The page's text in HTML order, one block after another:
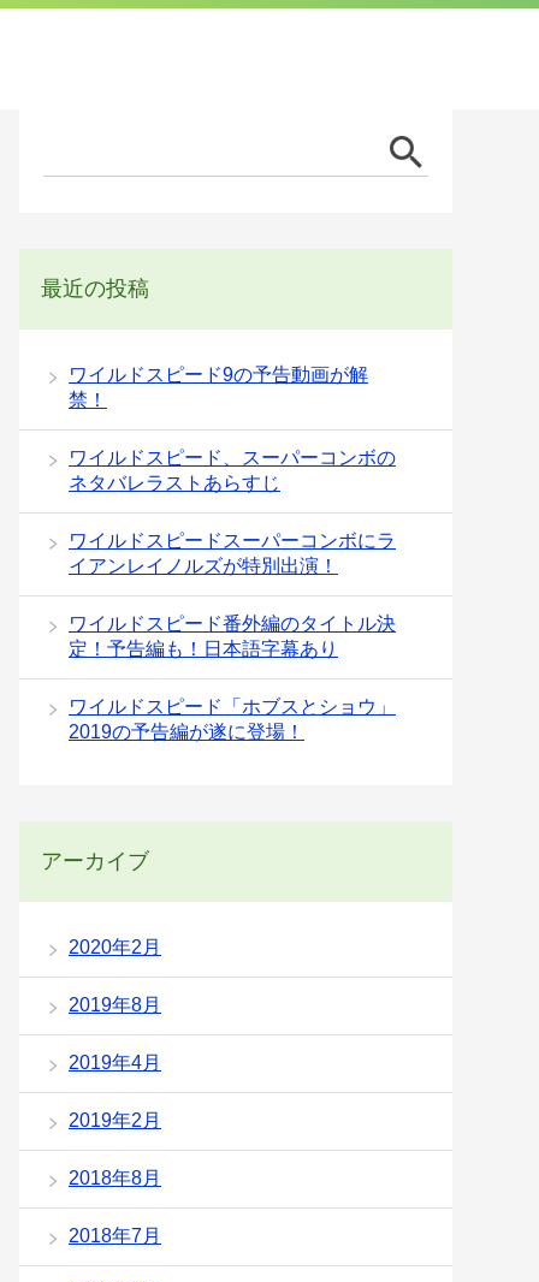
最近の投稿
ワイルドスピード9の予告動画が解
禁！
ワイルドスピード、スーパーコンボの
ネタバレラストあらすじ
ワイルドスピードスーパーコンボにラ
イアンレイノルズが特別出演！
ワイルドスピード番外編のタイトル決
定！予告編も！日本語字幕あり
ワイルドスピード「ホブスとショウ」
2019の予告編が遂に登場！
アーカイブ
2020年2月
2019年8月
2019年4月
2019年2月
2018年8月
2018年7月